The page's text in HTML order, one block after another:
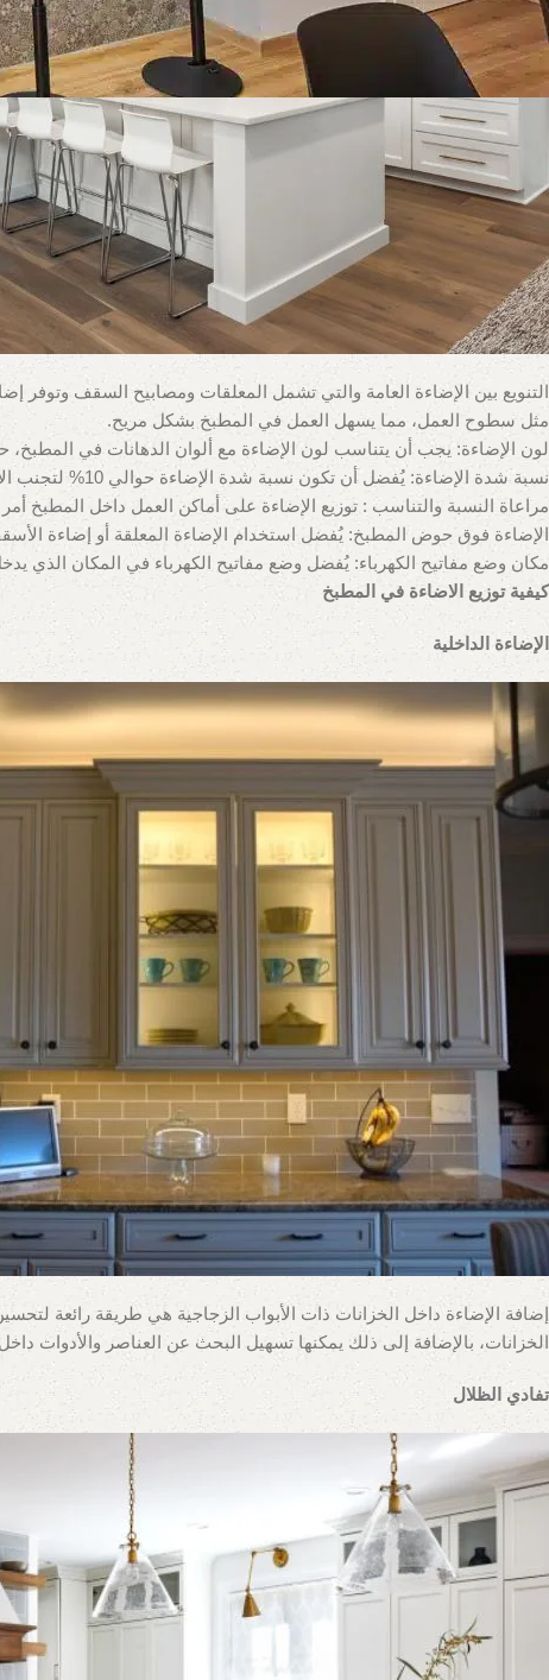
التنويع بين الإضاءة العامة والتي تشمل المعلقات ومصابيح السقف وتوفر
مثل سطوح العمل، مما يسهل العمل في المطبخ بشكل مريح.
لون الإضاءة: يجب أن يتناسب لون الإضاءة مع ألوان الدهانات في المطبخ،
نسبة شدة الإضاءة: يُفضل أن تكون نسبة شدة الإضاءة حوالي 10% لتجنب الإزعاج للعين أثناء العمل في المطبخ.
مراعاة النسبة والتناسب : توزيع الإضاءة على أماكن العمل داخل
الإضاءة فوق حوض المطبخ: يُفضل استخدام الإضاءة المعلقة أو إضاءة
مكان وضع مفاتيح الكهرباء: يُفضل وضع مفاتيح الكهرباء في المكان الذي
كيفية توزيع الاضاءة في المطبخ
الإضاءة الداخلية
إضافة الإضاءة داخل الخزانات ذات الأبواب الزجاجية هي طريقة رائعة
الخزانات، بالإضافة إلى ذلك يمكنها تسهيل البحث عن العناصر والأدوات
تفادي الظلال